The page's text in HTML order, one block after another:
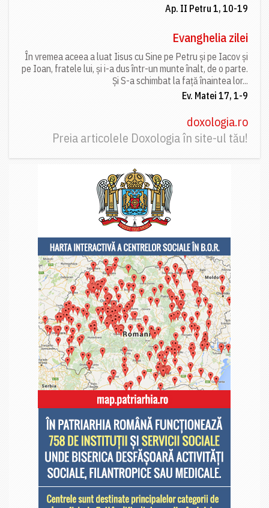
Ap. II Petru 1, 10-19
Evanghelia zilei
În vremea aceea a luat Iisus cu Sine pe Petru și pe Iacov și
pe Ioan, fratele lui, și i-a dus într-un munte înalt, de o parte.
Și S-a schimbat la față înaintea lor...
Ev. Matei 17, 1-9
doxologia.ro
Preia articolele Doxologia în site-ul tău!